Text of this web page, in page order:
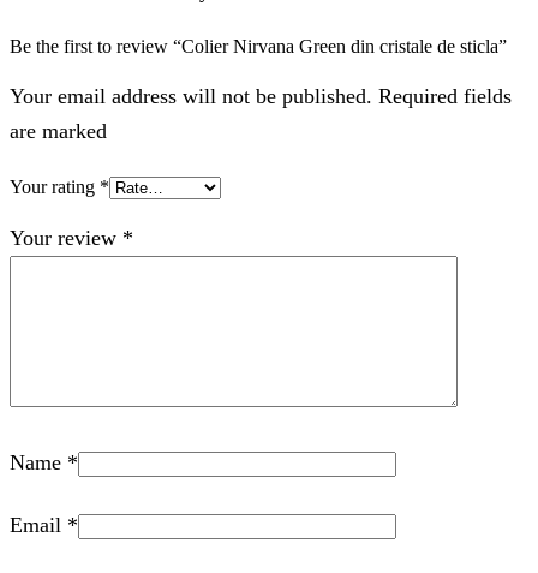
Be the first to review “Colier Nirvana Green din cristale de sticla”
Your email address will not be published. Required fields
are marked
Your rating *
Your review *
Name *
Email *